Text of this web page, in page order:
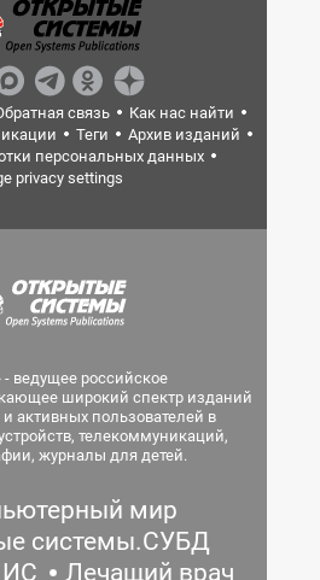
связь
Как нас найти
Теги
Архив изданий
персональных данных
privacy settings
ведущее российское
широкий спектр изданий
активных пользователей в
телекоммуникаций,
журналы для детей.
мир
системы.СУБД
ИС
Лечащий врач